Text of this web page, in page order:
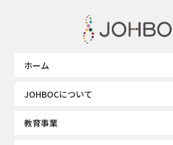
ホーム
JOHBOCについて
教育事業